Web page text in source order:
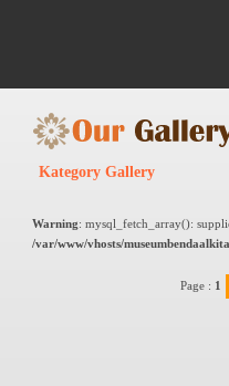
Kategory Gallery
Warning: mysql_fetch_array():
/var/www/vhosts/
Page : 1